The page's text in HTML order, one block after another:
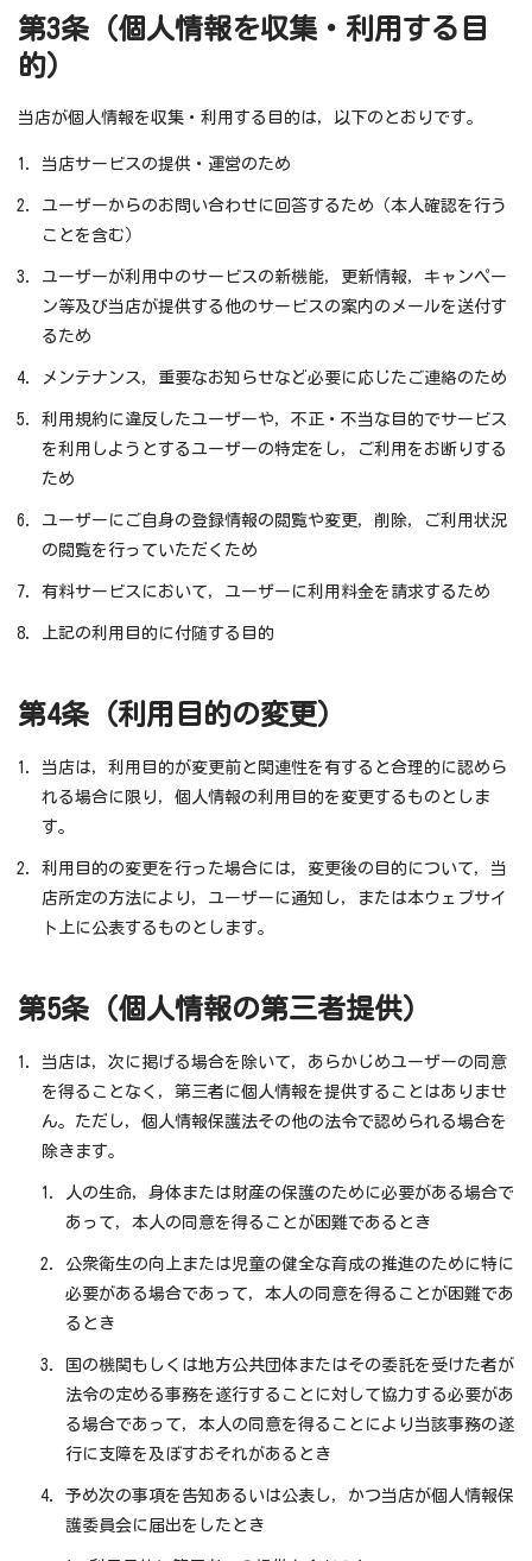
第3条（個人情報を収集・利用する目
的）
当店が個人情報を収集・利用する目的は，以下のとおりです。
当店サービスの提供・運営のため
ユーザーからのお問い合わせに回答するため（本人確認を行う
ことを含む）
ユーザーが利用中のサービスの新機能，更新情報，キャンペー
ン等及び当店が提供する他のサービスの案内のメールを送付す
るため
メンテナンス，重要なお知らせなど必要に応じたご連絡のため
利用規約に違反したユーザーや，不正・不当な目的でサービス
を利用しようとするユーザーの特定をし，ご利用をお断りする
ため
ユーザーにご自身の登録情報の閲覧や変更，削除，ご利用状況
の閲覧を行っていただくため
有料サービスにおいて，ユーザーに利用料金を請求するため
上記の利用目的に付随する目的
第4条（利用目的の変更）
当店は，利用目的が変更前と関連性を有すると合理的に認めら
れる場合に限り，個人情報の利用目的を変更するものとしま
す。
利用目的の変更を行った場合には，変更後の目的について，当
店所定の方法により，ユーザーに通知し，または本ウェブサイ
ト上に公表するものとします。
第5条（個人情報の第三者提供）
当店は，次に掲げる場合を除いて，あらかじめユーザーの同意
を得ることなく，第三者に個人情報を提供することはありませ
ん。ただし，個人情報保護法その他の法令で認められる場合を
除きます。
人の生命，身体または財産の保護のために必要がある場合で
あって，本人の同意を得ることが困難であるとき
公衆衛生の向上または児童の健全な育成の推進のために特に
必要がある場合であって，本人の同意を得ることが困難であ
るとき
国の機関もしくは地方公共団体またはその委託を受けた者が
法令の定める事務を遂行することに対して協力する必要があ
る場合であって，本人の同意を得ることにより当該事務の遂
行に支障を及ぼすおそれがあるとき
予め次の事項を告知あるいは公表し，かつ当店が個人情報保
護委員会に届出をしたとき